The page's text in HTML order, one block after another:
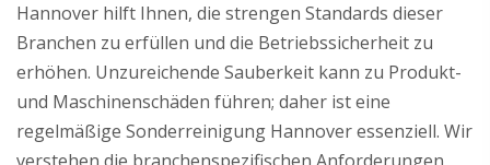
Hannover hilft Ihnen, die strengen Standards dieser
Branchen zu erfüllen und die Betriebssicherheit zu
erhöhen. Unzureichende Sauberkeit kann zu Produkt-
und Maschinenschäden führen; daher ist eine
regelmäßige Sonderreinigung Hannover essenziell. Wir